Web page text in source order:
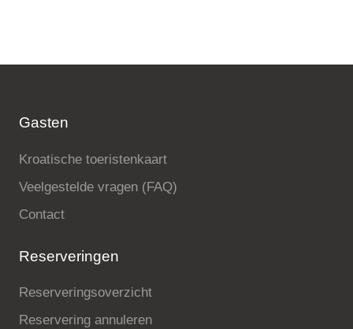
Gasten
Kroatische toeristenkaart
Veelgestelde vragen (FAQ)
Contact
Reserveringen
Reserveringsoverzicht
Reservering annuleren